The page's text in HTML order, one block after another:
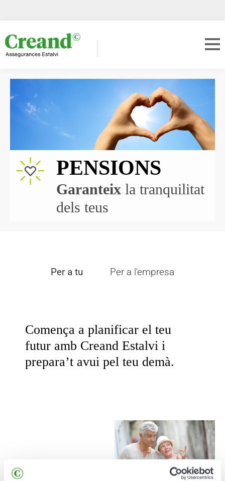
PENSIONS
Garanteixla tranquilitat
dels teus
Per a tu Per a l'empresa
Comença a planificar el teu
futur amb Creand Estalvi i
prepara’t avui pel teu demà.